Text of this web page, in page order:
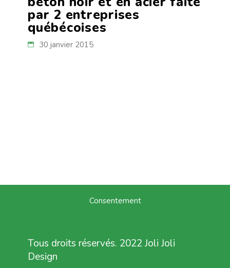
par 2 entreprises
québécoises
30 janvier 2015
Consentement
Tous droits réservés. 2022 Joli Joli
Design